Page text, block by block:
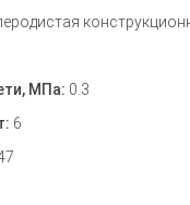
МПа: 0.3
6